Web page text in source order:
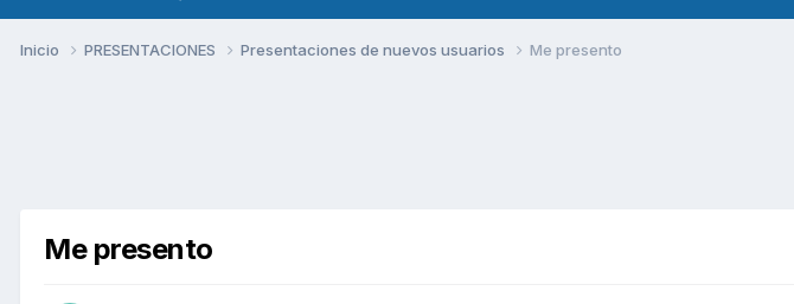
Inicio PRESENTACIONES Presentaciones de nuevos usuarios Me presento
Me presento